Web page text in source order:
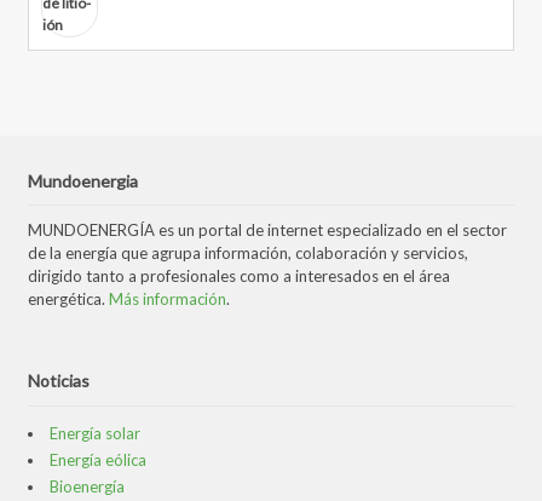
Mundoenergia
MUNDOENERGÍA es un portal de internet especializado en el sector
de la energía que agrupa información, colaboración y servicios,
dirigido tanto a profesionales como a interesados en el área
energética. Más información.
Noticias
Energía solar
Energía eólica
Bioenergía